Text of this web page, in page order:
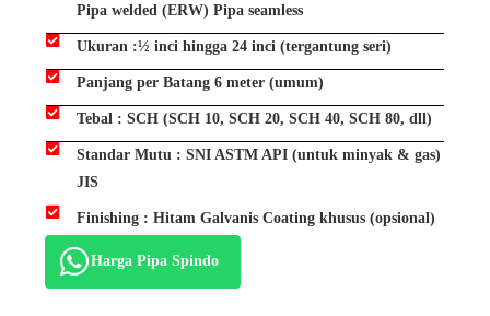
Pipa welded (ERW) Pipa seamless
Ukuran :½ inci hingga 24 inci (tergantung seri)
Panjang per Batang 6 meter (umum)
Tebal : SCH (SCH 10, SCH 20, SCH 40, SCH 80, dll)
Standar Mutu : SNI ASTM API (untuk minyak & gas)
JIS
Finishing : Hitam Galvanis Coating khusus (opsional)
Harga Pipa Spindo